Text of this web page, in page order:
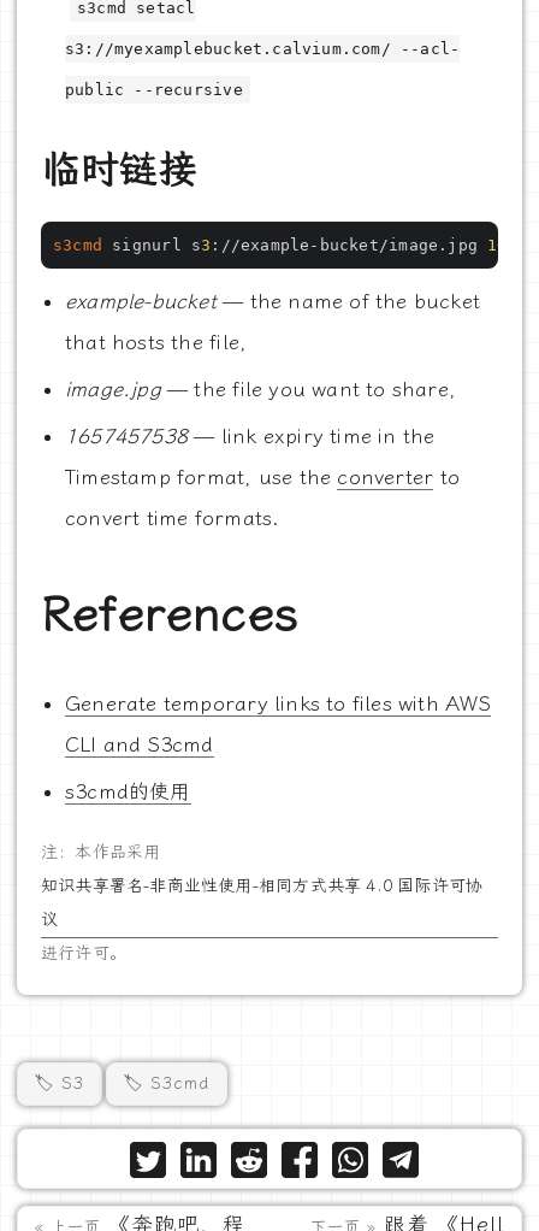
s3cmd setacl
s3://myexamplebucket.calvium.com/ --acl-
public --recursive
临时链接
s3cmd signurl s3 ://example-bucket/image.jpg
example-bucket— the name of the bucket
that hosts the file,
image.jpg— the file you want to share,
1657457538— link expiry time in the
Timestamp format, use the converter to
convert time formats.
References
Generate temporary links to files with AWS
CLI and S3cmd
s3cmd的使用
注：本作品采用
知识共享署名-非商业性使用-相同方式共享 4.0 国际许可协
议
进行许可。
🏷️ S3 🏷️ S3cmd
« 上一页 《奔跑吧，程 下一页 » 跟着 《Hell